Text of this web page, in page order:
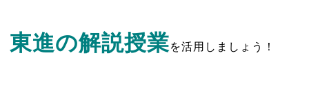
東進の解説授業を活用しましょう！